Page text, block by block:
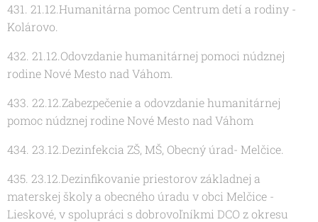
431. 21.12.Humanitárna pomoc Centrum detí a rodiny -
Kolárovo.
432. 21.12.Odovzdanie humanitárnej pomoci núdznej
rodine Nové Mesto nad Váhom.
433. 22.12.Zabezpečenie a odovzdanie humanitárnej
pomoc núdznej rodine Nové Mesto nad Váhom
434. 23.12.Dezinfekcia ZŠ, MŠ, Obecný úrad- Melčice.
435. 23.12.Dezinfikovanie priestorov základnej a
materskej školy a obecného úradu v obci Melčice -
Lieskové, v spolupráci s dobrovoľníkmi DCO z okresu